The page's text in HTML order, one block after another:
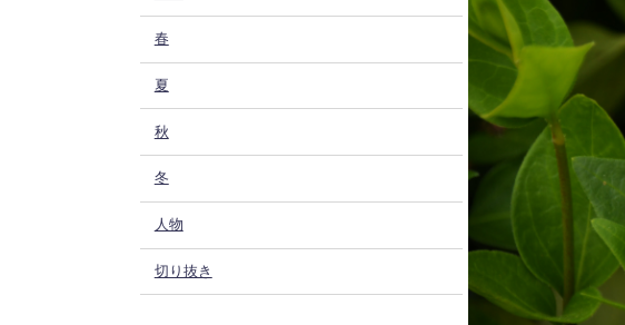
春
夏
秋
冬
人物
切り抜き